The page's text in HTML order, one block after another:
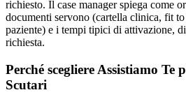
richiesto. Il case manager spiega come
documenti servono (cartella clinica, fit
paziente) e i tempi tipici di attivazione,
richiesta.
Perché scegliere Assistiamo Te
Scutari